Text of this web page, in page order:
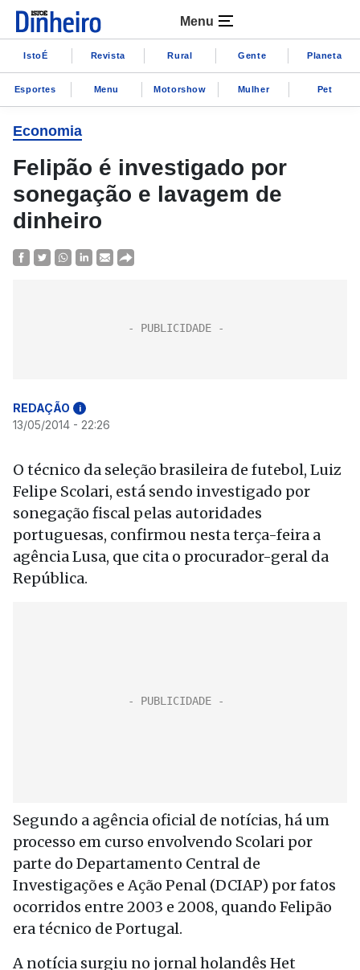
Menu
IstoÉ Revista Rural Gente Planeta
Esportes Menu Motorshow Mulher Pet
Economia
Felipão é investigado por
sonegação e lavagem de
dinheiro
REDAÇÃO i
13/05/2014 - 22:26
O técnico da seleção brasileira de futebol, Luiz
Felipe Scolari, está sendo investigado por
sonegação fiscal pelas autoridades
portuguesas, confirmou nesta terça-feira a
agência Lusa, que cita o procurador-geral da
República.
Segundo a agência oficial de notícias, há um
processo em curso envolvendo Scolari por
parte do Departamento Central de
Investigações e Ação Penal (DCIAP) por fatos
ocorridos entre 2003 e 2008, quando Felipão
era técnico de Portugal.
A notícia surgiu no jornal holandês Het